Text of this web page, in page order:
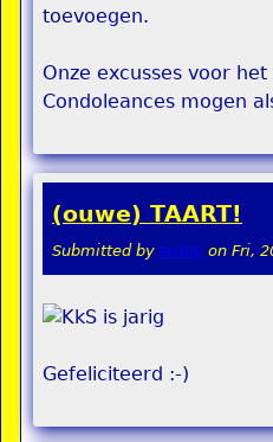
toevoegen.
Onze excusses voor
Condoleances mogen
(ouwe) TAART!
Submitted by teddy on Fri,
Gefeliciteerd :-)